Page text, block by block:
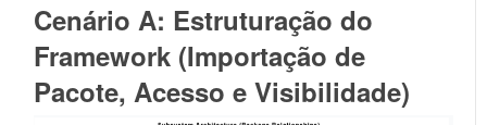
Cenário A: Estruturação do
Framework (Importação de
Pacote, Acesso e Visibilidade)